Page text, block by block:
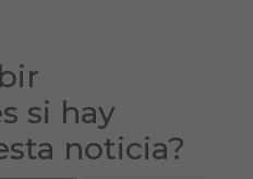
si hay
noticia?